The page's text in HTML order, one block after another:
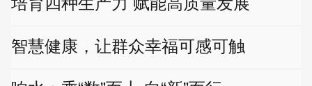
智慧健康，让群众幸福可感可触